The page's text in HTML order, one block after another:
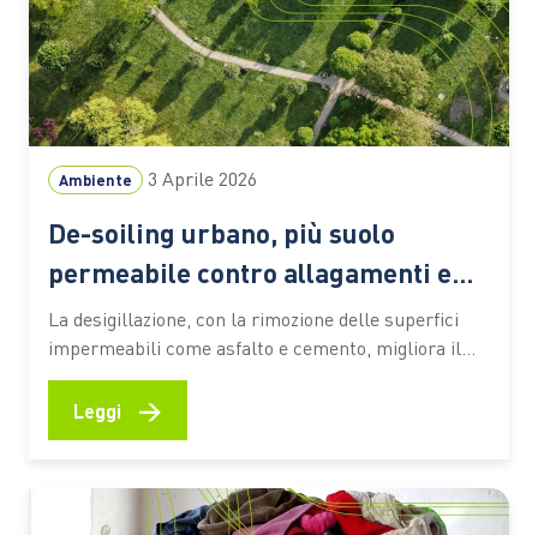
Ambiente 3 Aprile 2026
De-soiling urbano, più suolo
permeabile contro allagamenti e
fenomeni estremi
La desigillazione, con la rimozione delle superfici
impermeabili come asfalto e cemento, migliora il
drenaggio delle piogge intense e rafforza
l’adattamento climatico nelle aree urbane Il suolo
dell’acqua e immagazzina carbonio, contribuendo in
modo diretto alla resilienza climatica.…
Leggi →